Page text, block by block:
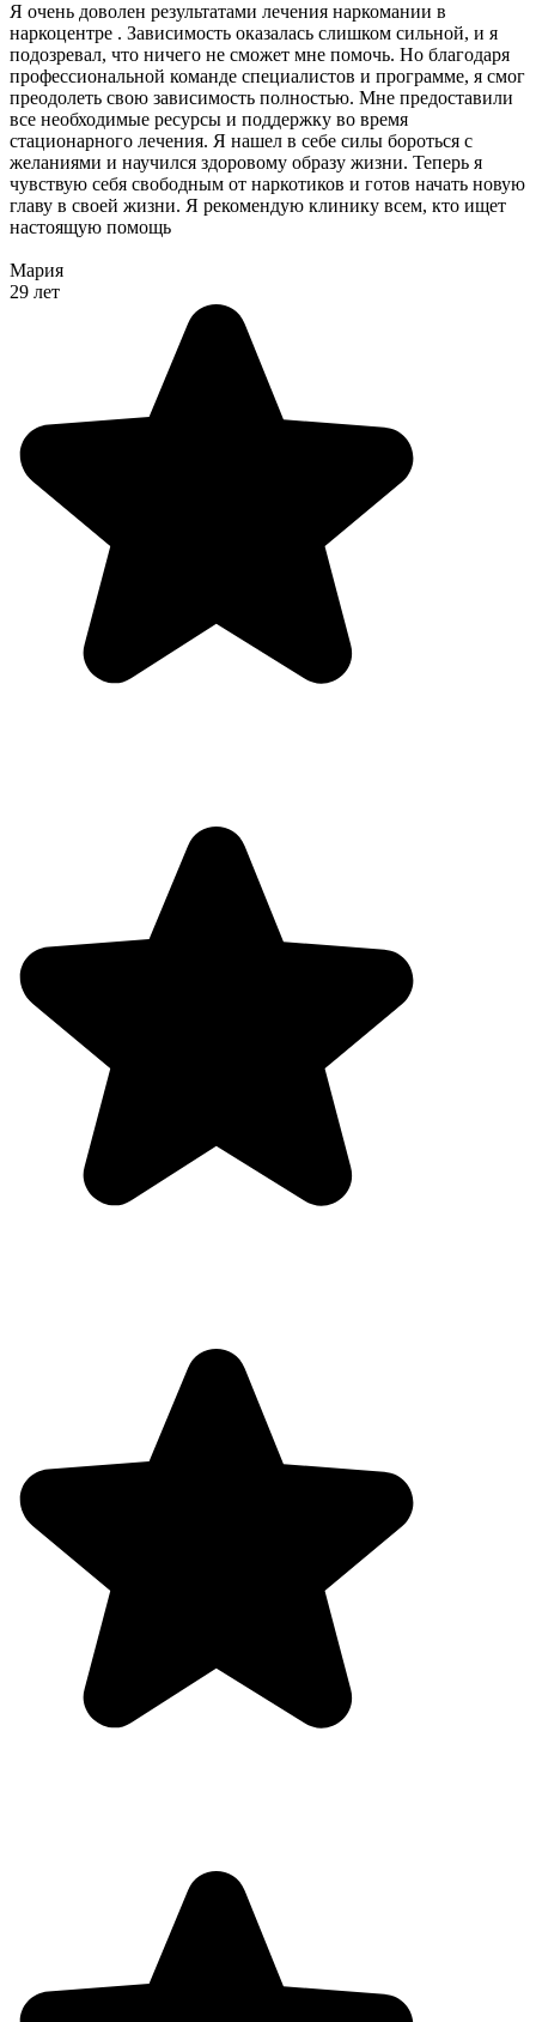
Я очень доволен результатами лечения наркомании в
наркоцентре . Зависимость оказалась слишком сильной, и я
подозревал, что ничего не сможет мне помочь. Но благодаря
профессиональной команде специалистов и программе, я смог
преодолеть свою зависимость полностью. Мне предоставили
все необходимые ресурсы и поддержку во время
стационарного лечения. Я нашел в себе силы бороться с
желаниями и научился здоровому образу жизни. Теперь я
чувствую себя свободным от наркотиков и готов начать новую
главу в своей жизни. Я рекомендую клинику всем, кто ищет
настоящую помощь
Мария
29 лет